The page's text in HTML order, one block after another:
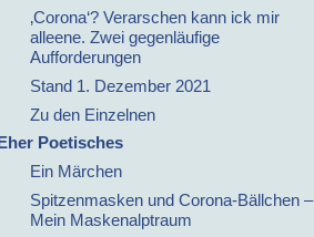
‚Corona‘? Verarschen kann ick mir
alleene. Zwei gegenläufige
Aufforderungen
Stand 1. Dezember 2021
Zu den Einzelnen
Eher Poetisches
Ein Märchen
Spitzenmasken und Corona-Bällchen –
Mein Maskenalptraum